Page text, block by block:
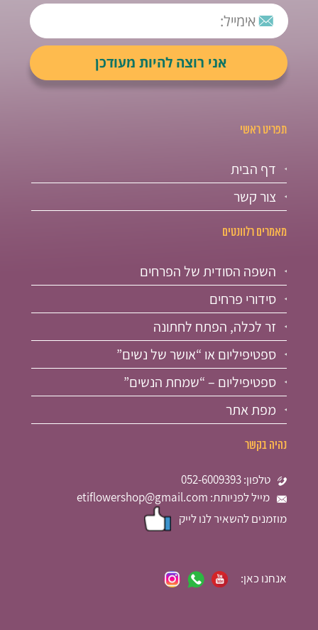
תפריט ראשי
דף הבית
צור קשר
מאמרים רלוונטים
השפה הסודית של הפרחים
סידורי פרחים
זר לכלה, הפתח לחתונה
ספטיפיליום או “אושר של נשים”
ספטיפיליום – “שמחת הנשים”
מפת אתר
נהיה בקשר
טלפון: 052-6009393
מייל לפניותת: etiflowershop@gmail.com
מוזמנים להשאיר לנו לייק
אנחנו כאן: